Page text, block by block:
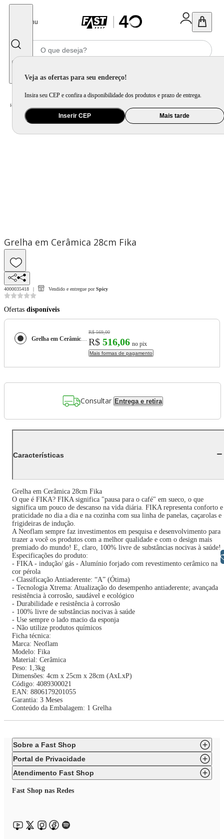
Menu
Veja as ofertas para seu endereço!
Insira seu CEP e confira a disponibilidade dos produtos e prazo de entrega.
Inserir CEP Mais tarde
Home
Grelha em Cerâmica 28cm Fika
4000035418 Vendido e entregue por Spicy
Ofertas disponíveis
Grelha em Cerâmica 28cm Fika
R$ 569,00
R$ 516,06 no pix
Mais formas de pagamento
Consultar Entrega e retira
Características
Grelha em Cerâmica 28cm Fika
O que é FIKA? FIKA significa "pausa para o café" em sueco, o que
significa um pouco de descanso na vida diária. FIKA representa conforto e
praticidade no dia a dia e na cozinha com sua linha de panelas, caçarolas e
frigideiras de indução.
A Neoflam sempre faz investimentos em pesquisa e desenvolvimento para
trazer a você os produtos com a melhor qualidade e com o design mais
premiado do mundo! E, claro, 100% livre de substâncias nocivas à saúde!
Especificações do produto:
- FIKA - indução/ gás - Alumínio forjado com revestimento cerâmico na
cor pérola
- Classificação Antiaderente: “A” (Ótima)
- Tecnologia Xtrema: Atualização do desempenho antiaderente; avançada
resistência à corrosão, saudável e ecológico
- Durabilidade e resistência à corrosão
- 100% livre de substâncias nocivas à saúde
- Use sempre o lado macio da esponja
- Não utilize produtos químicos
Ficha técnica:
Marca: Neoflam
Modelo: Fika
Material: Cerâmica
Peso: 1,3kg
Dimensões: 4cm x 25cm x 28cm (AxLxP)
Código: 4089300021
EAN: 8806179201055
Garantia: 3 Meses
Conteúdo da Embalagem: 1 Grelha
Sobre a Fast Shop
Portal de Privacidade
Atendimento Fast Shop
Fast Shop nas Redes